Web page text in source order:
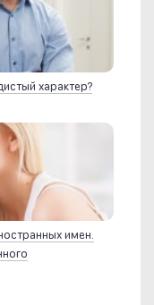
характер?
имен.